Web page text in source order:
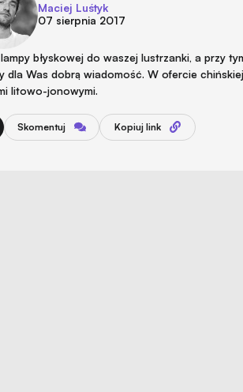
Maciej Luśtyk
07 sierpnia 2017
błyskowej do waszej lustrzanki, a przy
dla Was dobrą wiadomość. W ofercie
litowo-jonowymi.
Skomentuj Kopiuj link